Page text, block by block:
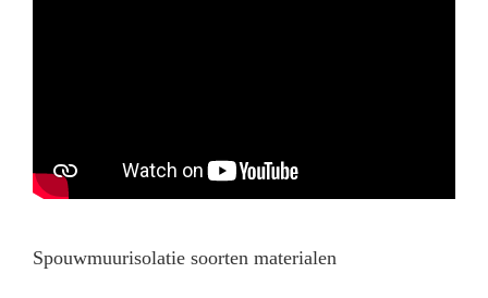
Spouwmuurisolatie soorten materialen